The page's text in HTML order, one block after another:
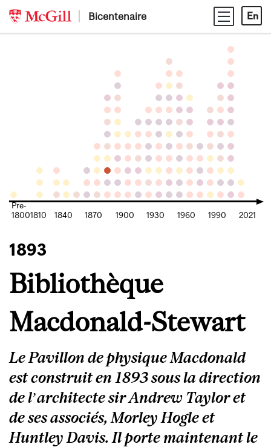
Skip
content
Bicentenaire En
Pre-
18001810 1840 1870 1900 1930 1960 1990 2021
1893
Bibliothèque
Macdonald-Stewart
Le Pavillon de physique Macdonald
est construit en 1893 sous la direction
de l’architecte sir Andrew Taylor et
de ses associés, Morley Hogle et
Huntley Davis. Il porte maintenant le